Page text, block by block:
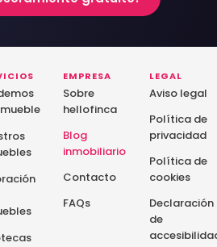
EMPRESA
Sobre
hellofinca
Blog
inmobiliario
Contacto
FAQs
LEGAL
Aviso legal
Política de
privacidad
Política de
cookies
Declaración
de